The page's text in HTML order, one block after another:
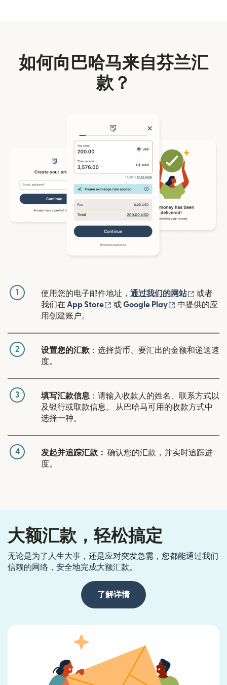
如何向巴哈马来自芬兰汇
款？
1 使用您的电子邮件地址， 通过我们的网站 （在新
或者
我们在 App Store （在新窗口中打开）
或Google Play （在新窗口中
中提供的应
用创建账户。
2 设置您的汇款 ：选择货币、要汇出的金额和递送速
度。
3 填写汇款信息 ：请输入收款人的姓名、联系方式以
及银行或取款信息。 从巴哈马可用的收款方式中
选择一种。
4 发起并追踪汇款： 确认您的汇款，并实时追踪进
度。
大额汇款，轻松搞定
无论是为了人生大事，还是应对突发急需，您都能通过我们
信赖的网络，安全地完成大额汇款。
了解详情